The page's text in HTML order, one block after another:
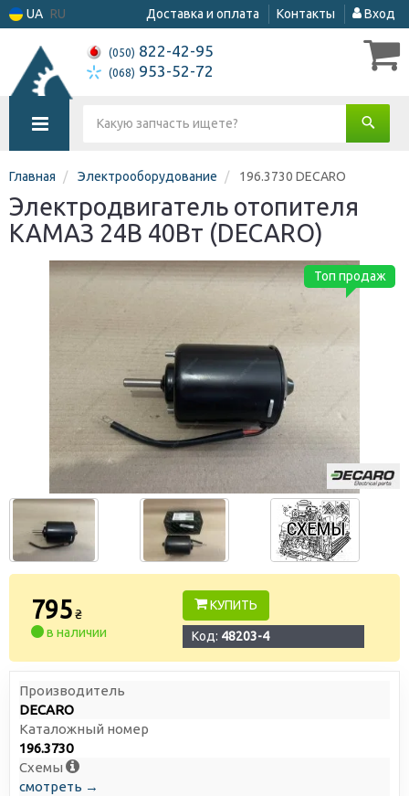
UA RU Доставка и оплата Контакты Вход
(050) 822-42-95
(068) 953-52-72
Главная Электрооборудование 196.3730 DECARO
Электродвигатель отопителя
КАМАЗ 24В 40Вт (DECARO)
Топ продаж
795₴
в наличии
КУПИТЬ
Код: 48203-4
Производитель
DECARO
Каталожный номер
196.3730
Схемы
смотреть →